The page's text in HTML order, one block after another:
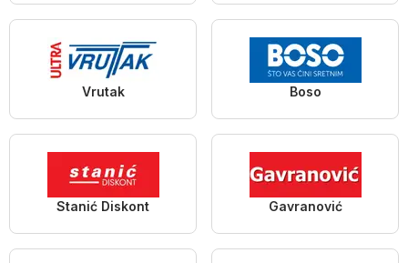
Vrutak Boso
Stanić Diskont Gavranović